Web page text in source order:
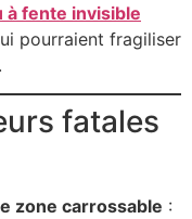
à fente invisible
pourraient fragiliser
fatales
zone carrossable :